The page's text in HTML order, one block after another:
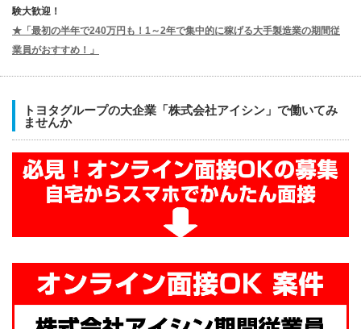
験大歓迎！
★「最初の半年で240万円も！1～2年で集中的に稼げる大手製造業の期間従
業員がおすすめ！」
トヨタグループの大企業「株式会社アイシン」で働いてみ
ませんか